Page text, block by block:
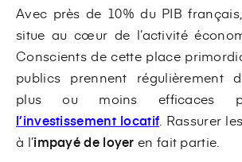
Avec près de 10% du PIB
situe au cœur de l’activité
Conscients de cette place
publics prennent régulièrement
plus ou moins efficaces
l’investissement locatif . Rassurer
à l’impayé de loyer en fait partie.